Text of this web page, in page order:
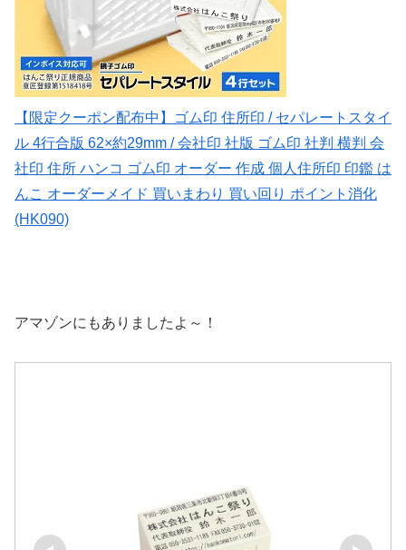
【限定クーポン配布中】ゴム印 住所印 / セパレートスタイ
ル 4行合版 62×約29mm / 会社印 社版 ゴム印 社判 横判 会
社印 住所 ハンコ ゴム印 オーダー 作成 個人住所印 印鑑 は
んこ オーダーメイド 買いまわり 買い回り ポイント消化
(HK090)
アマゾンにもありましたよ～！